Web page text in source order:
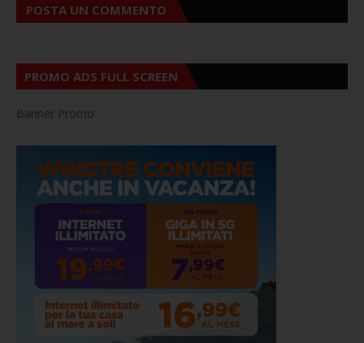
POSTA UN COMMENTO
PROMO ADS FULL SCREEN
Banner Promo